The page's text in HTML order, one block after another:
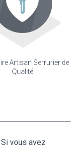
Artisan Serrurier de
Qualité
vous avez